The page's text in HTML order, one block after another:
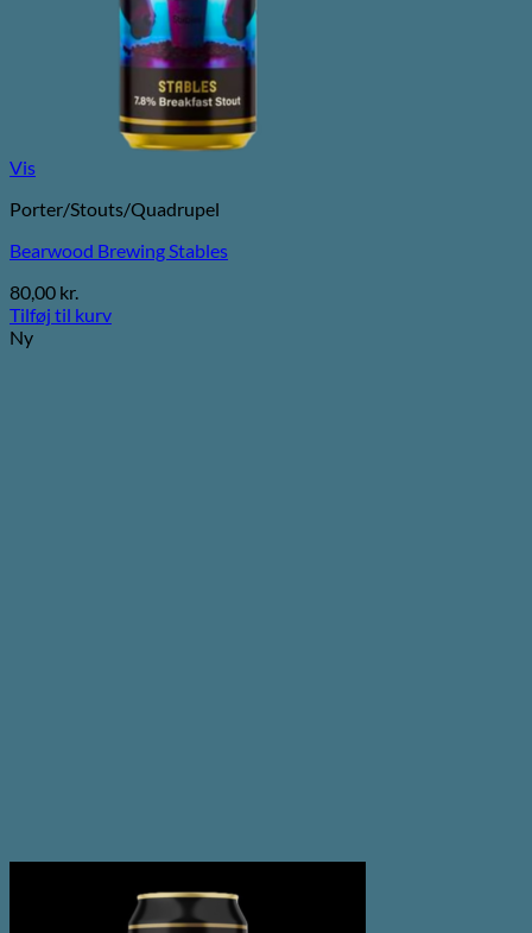
Vis
Porter/Stouts/Quadrupel
Bearwood Brewing Stables
80,00 kr.
Tilføj til kurv
Ny